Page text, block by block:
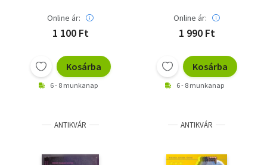
Online ár:
1 100 Ft
Kosárba
6 - 8 munkanap
Online ár:
1 990 Ft
Kosárba
6 - 8 munkanap
ANTIKVÁR ANTIKVÁR